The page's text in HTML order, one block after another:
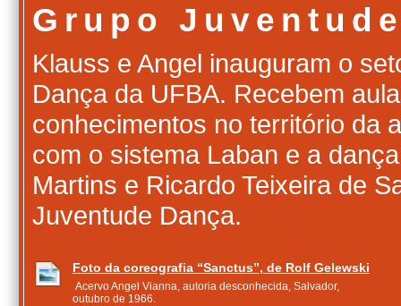
Grupo
Klauss e Angel inauguram o
Dança da UFBA. Recebem
conhecimentos no território da
com o sistema Laban e a
Martins e Ricardo Teixeira de
Juventude Dança.
Foto da coreografia “Sanctus”, de Rolf Gelewski
Acervo Angel Vianna, autoria desconhecida, Salvador,
outubro de 1966.